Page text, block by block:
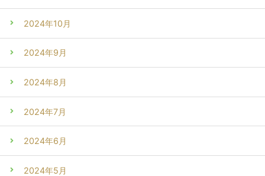
2024年10月
2024年9月
2024年8月
2024年7月
2024年6月
2024年5月